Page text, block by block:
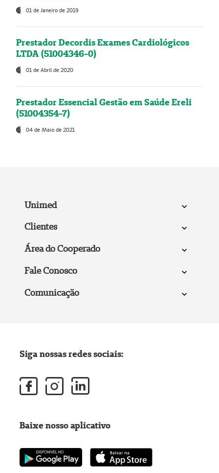
01 de Janeiro de 2019
Prestador Decordis Exames Cardiológicos
LTDA (51004346-0)
01 de Abril de 2020
Prestador Essencial Gestão em Saúde Ereli
(51004354-7)
04 de Maio de 2021
Unimed
Clientes
Área do Cooperado
Fale Conosco
Comunicação
Siga nossas redes sociais:
Baixe nosso aplicativo